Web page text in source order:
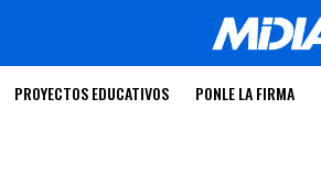
PROYECTOS EDUCATIVOS PONLE LA FIRMA